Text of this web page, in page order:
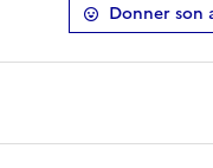
Donner son